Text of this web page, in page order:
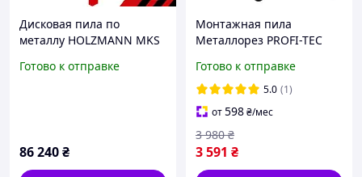
Дисковая пила по
металлу HOLZMANN MKS
Готово к отправке
86 240₴
Монтажная пила
Металлорез PROFI-TEC
355*25.4 мм, щеточный)
Готово к отправке
5.0 (1)
от598₴/мес
3 591 ₴
3 980 ₴